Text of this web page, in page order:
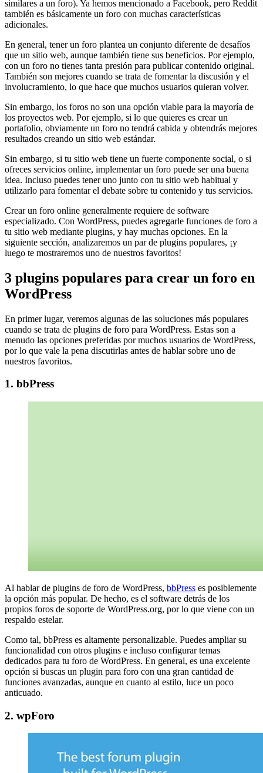
similares a un foro). Ya hemos mencionado a Facebook, pero Reddit
también es básicamente un foro con muchas características
adicionales.
En general, tener un foro plantea un conjunto diferente de desafíos
que un sitio web, aunque también tiene sus beneficios. Por ejemplo,
con un foro no tienes tanta presión para publicar contenido original.
También son mejores cuando se trata de fomentar la discusión y el
involucramiento, lo que hace que muchos usuarios quieran volver.
Sin embargo, los foros no son una opción viable para la mayoría de
los proyectos web. Por ejemplo, si lo que quieres es crear un
portafolio, obviamente un foro no tendrá cabida y obtendrás mejores
resultados creando un sitio web estándar.
Sin embargo, si tu sitio web tiene un fuerte componente social, o si
ofreces servicios online, implementar un foro puede ser una buena
idea. Incluso puedes tener uno junto con tu sitio web habitual y
utilizarlo para fomentar el debate sobre tu contenido y tus servicios.
Crear un foro online generalmente requiere de software
especializado. Con WordPress, puedes agregarle funciones de foro a
tu sitio web mediante plugins, y hay muchas opciones. En la
siguiente sección, analizaremos un par de plugins populares, ¡y
luego te mostraremos uno de nuestros favoritos!
3 plugins populares para crear un foro en
WordPress
En primer lugar, veremos algunas de las soluciones más populares
cuando se trata de plugins de foro para WordPress. Estas son a
menudo las opciones preferidas por muchos usuarios de WordPress,
por lo que vale la pena discutirlas antes de hablar sobre uno de
nuestros favoritos.
1. bbPress
Al hablar de plugins de foro de WordPress, bbPress es posiblemente
la opción más popular. De hecho, es el software detrás de los
propios foros de soporte de WordPress.org, por lo que viene con un
respaldo estelar.
Como tal, bbPress es altamente personalizable. Puedes ampliar su
funcionalidad con otros plugins e incluso configurar temas
dedicados para tu foro de WordPress. En general, es una excelente
opción si buscas un plugin para foro con una gran cantidad de
funciones avanzadas, aunque en cuanto al estilo, luce un poco
anticuado.
2. wpForo